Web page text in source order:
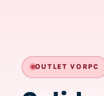
OUTLET VORPC